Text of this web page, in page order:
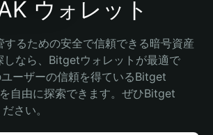
ウォレット
るための安全で信頼できる暗号資産
しなら、Bitgetウォレットが最適で
ーザーの信頼を得ているBitget
自由に探索できます。ぜひBitget
さい。